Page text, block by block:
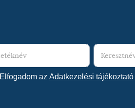
Elfogadom az Adatkezelési tájékoztató